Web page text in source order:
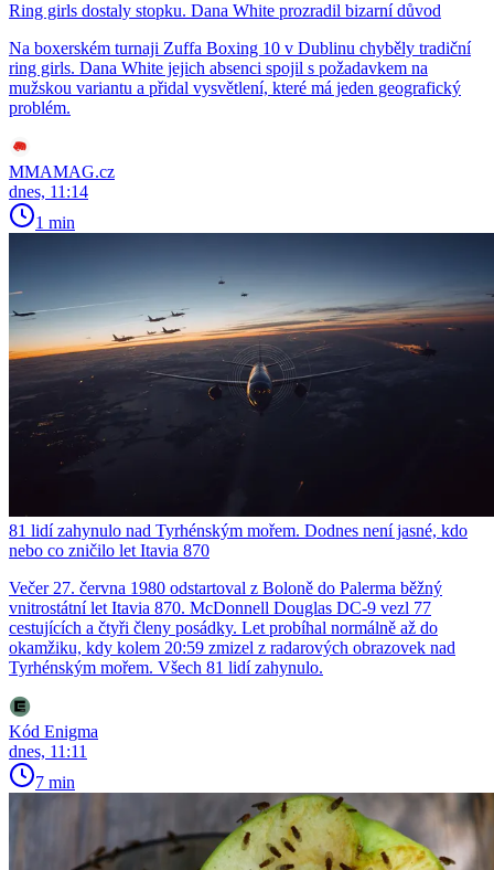
Ring girls dostaly stopku. Dana White prozradil bizarní důvod
Na boxerském turnaji Zuffa Boxing 10 v Dublinu chyběly tradiční
ring girls. Dana White jejich absenci spojil s požadavkem na
mužskou variantu a přidal vysvětlení, které má jeden geografický
problém.
MMAMAG.cz
dnes, 11:14
1 min
81 lidí zahynulo nad Tyrhénským mořem. Dodnes není jasné, kdo
nebo co zničilo let Itavia 870
Večer 27. června 1980 odstartoval z Boloně do Palerma běžný
vnitrostátní let Itavia 870. McDonnell Douglas DC-9 vezl 77
cestujících a čtyři členy posádky. Let probíhal normálně až do
okamžiku, kdy kolem 20:59 zmizel z radarových obrazovek nad
Tyrhénským mořem. Všech 81 lidí zahynulo.
Kód Enigma
dnes, 11:11
7 min